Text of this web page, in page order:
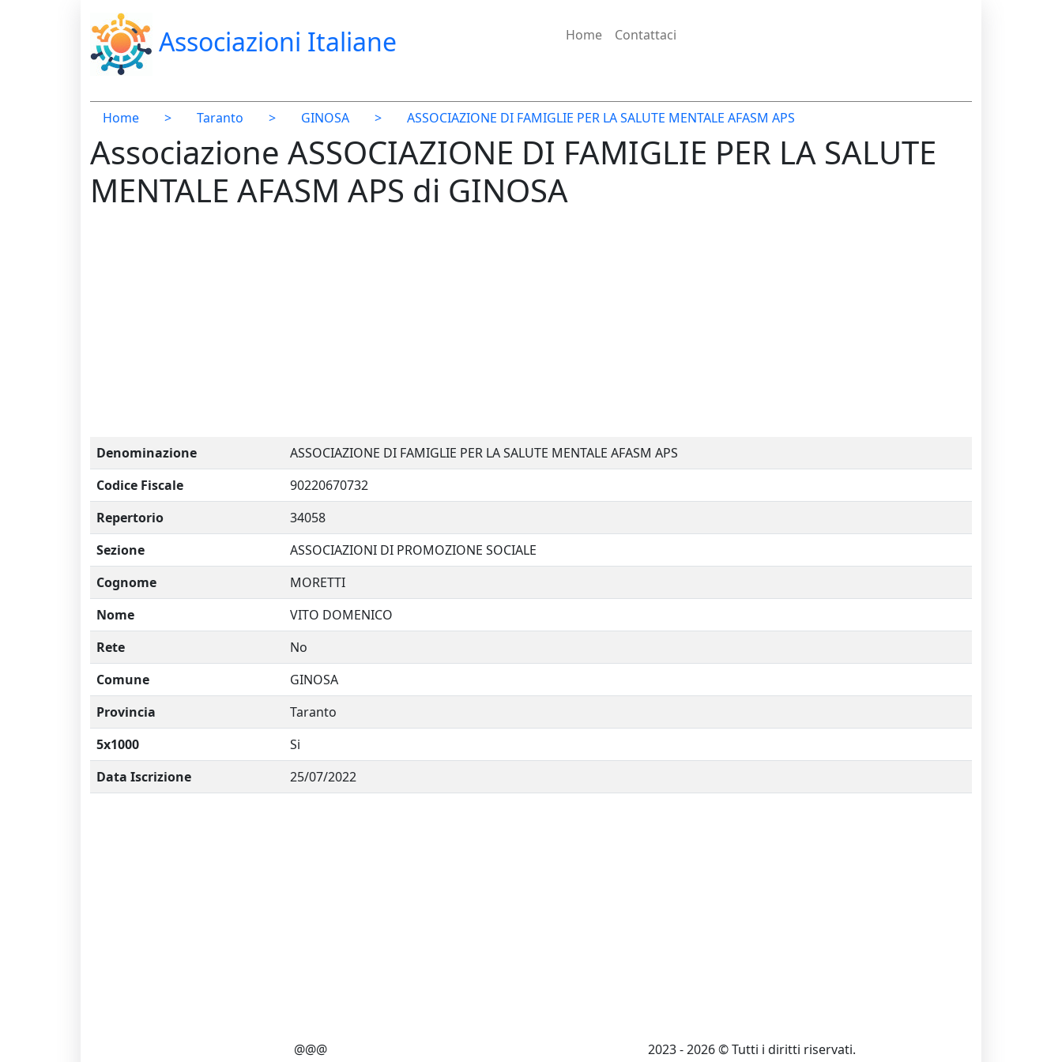
Associazioni Italiane Home Contattaci
Home > Taranto > GINOSA > ASSOCIAZIONE DI FAMIGLIE PER LA SALUTE MENTALE AFASM APS
Associazione ASSOCIAZIONE DI FAMIGLIE PER LA SALUTE
MENTALE AFASM APS di GINOSA
Denominazione
ASSOCIAZIONE DI FAMIGLIE PER LA SALUTE MENTALE AFASM APS
Codice Fiscale
90220670732
Repertorio
34058
Sezione
ASSOCIAZIONI DI PROMOZIONE SOCIALE
Cognome
MORETTI
Nome
VITO DOMENICO
Rete
No
Comune
GINOSA
Provincia
Taranto
5x1000
Si
Data Iscrizione
25/07/2022
@@@ 2023 - 2026 © Tutti i diritti riservati.